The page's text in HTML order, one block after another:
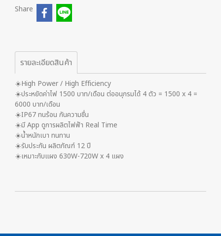
Share
รายละเอียดสินค้า
☀️High Power / High Efficiency
☀️ประหยัดค่าไฟ 1500 บาท/เดือน ต่ออนุกรมได้ 4 ตัว = 1500 x 4 =
6000 บาท/เดือน
☀️IP67 ทนร้อน กันความชื่น
☀️มี App ดูการผลิตไฟฟ้า Real Time
☀️น้ำหนักเบา ทนทาน
☀️รับประกัน ผลิตภัณฑ์ 12 ปี
☀️เหมาะกับแผง 630W​-720W x 4 แผง